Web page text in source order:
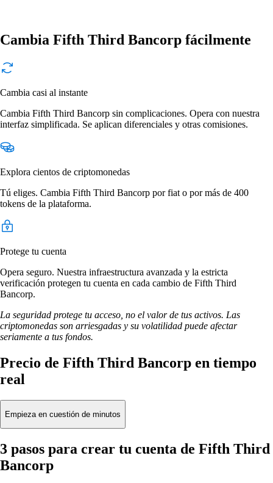
Cambia Fifth Third Bancorp fácilmente
Cambia casi al instante
Cambia Fifth Third Bancorp sin complicaciones. Opera con nuestra
interfaz simplificada. Se aplican diferenciales y otras comisiones.
Explora cientos de criptomonedas
Tú eliges. Cambia Fifth Third Bancorp por fiat o por más de 400
tokens de la plataforma.
Protege tu cuenta
Opera seguro. Nuestra infraestructura avanzada y la estricta
verificación protegen tu cuenta en cada cambio de Fifth Third
Bancorp.
La seguridad protege tu acceso, no el valor de tus activos. Las
criptomonedas son arriesgadas y su volatilidad puede afectar
seriamente a tus fondos.
Precio de Fifth Third Bancorp en tiempo
real
Empieza en cuestión de minutos
3 pasos para crear tu cuenta de Fifth Third
Bancorp